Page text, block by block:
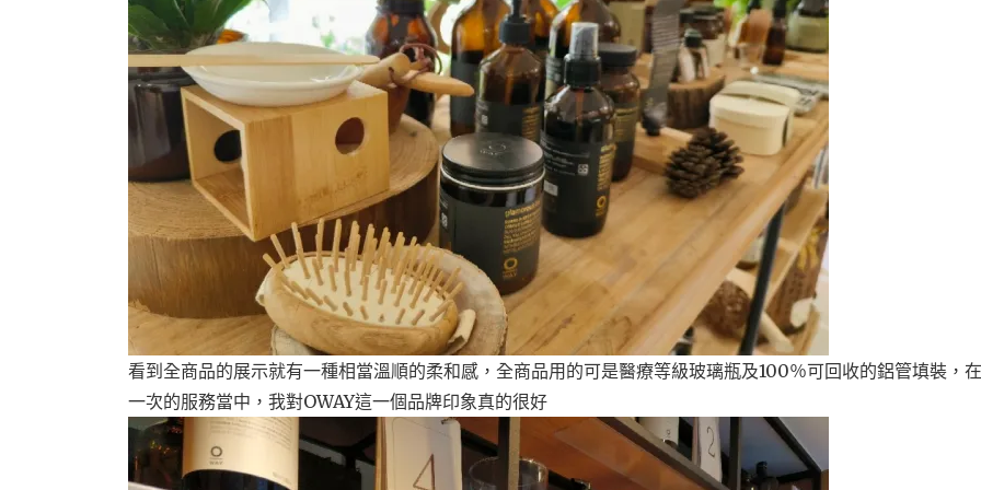
看到全商品的展示就有一種相當溫順的柔和感，全商品用的可是醫療等級玻璃瓶及100％可回收的鋁管填裝，
一次的服務當中，我對OWAY這一個品牌印象真的很好